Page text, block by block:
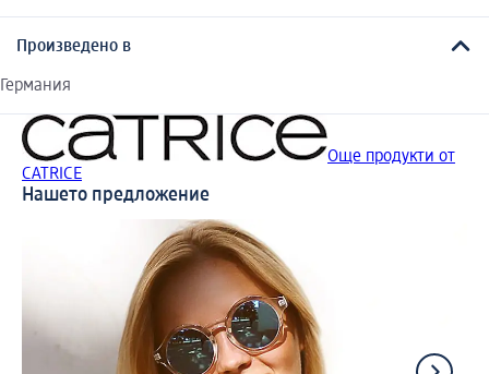
Произведено в
Германия
Още продукти от
CATRICE
Нашето предложение